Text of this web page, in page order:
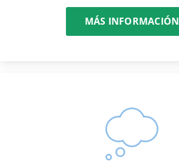
MÁS INFORMACIÓN